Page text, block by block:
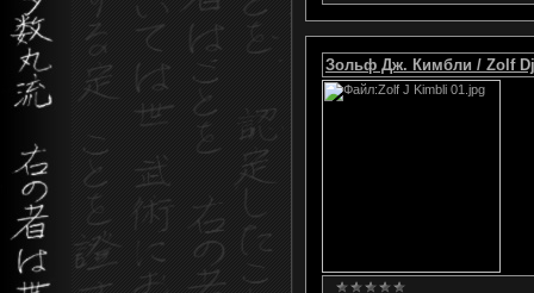
Зольф Дж. Кимбли / Zolf